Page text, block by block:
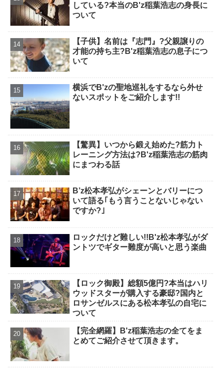
している?本当のB'z稲葉浩志の身長に
ついて
【子供】名前は『志門』?父親譲りの
才能の持ち主?B'z稲葉浩志の息子につ
いて
横浜でB'zの聖地巡礼をするなら外せ
ないスポットをご紹介します!!
【驚異】いつから鍛え始めた?筋力ト
レーニング方法は?B'z稲葉浩志の筋肉
にまつわる話
B’z松本孝弘がシェーンとバリーにつ
いて語る｢もう言うことないじゃない
ですか?｣
ロックだけど難しい!!B'z松本孝弘がダ
ントツでギター難度が高いと思う楽曲
【ロック御殿】総額5億円?本当はハリ
ウッドスターが購入する豪邸?国内と
ロサンゼルスにある松本孝弘の自宅に
ついて
【完全網羅】B'z稲葉浩志の全てをま
とめてご紹介させて頂きます。